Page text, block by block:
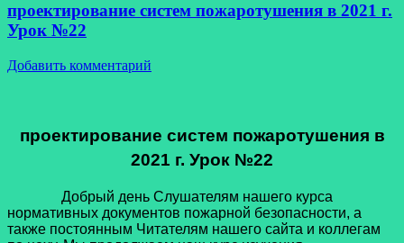
проектирование систем пожаротушения в 2021 г.
Урок №22
Добавить комментарий
проектирование систем пожаротушения в
2021 г. Урок №22
Добрый день Слушателям нашего курса
нормативных документов пожарной безопасности, а
также постоянным Читателям нашего сайта и коллегам